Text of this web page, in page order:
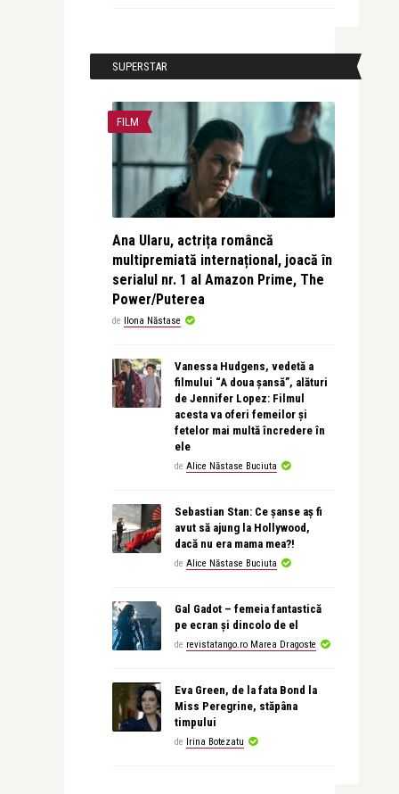
SUPERSTAR
FILM
Ana Ularu, actrița româncă
multipremiată internațional, joacă în
serialul nr. 1 al Amazon Prime, The
Power/Puterea
de Ilona Năstase
Vanessa Hudgens, vedetă a
filmului “A doua șansă”, alături
de Jennifer Lopez: Filmul
acesta va oferi femeilor și
fetelor mai multă încredere în
ele
de Alice Năstase Buciuta
Sebastian Stan: Ce șanse aș fi
avut să ajung la Hollywood,
dacă nu era mama mea?!
de Alice Năstase Buciuta
Gal Gadot – femeia fantastică
pe ecran și dincolo de el
de revistatango.ro Marea Dragoste
Eva Green, de la fata Bond la
Miss Peregrine, stăpâna
timpului
de Irina Botezatu